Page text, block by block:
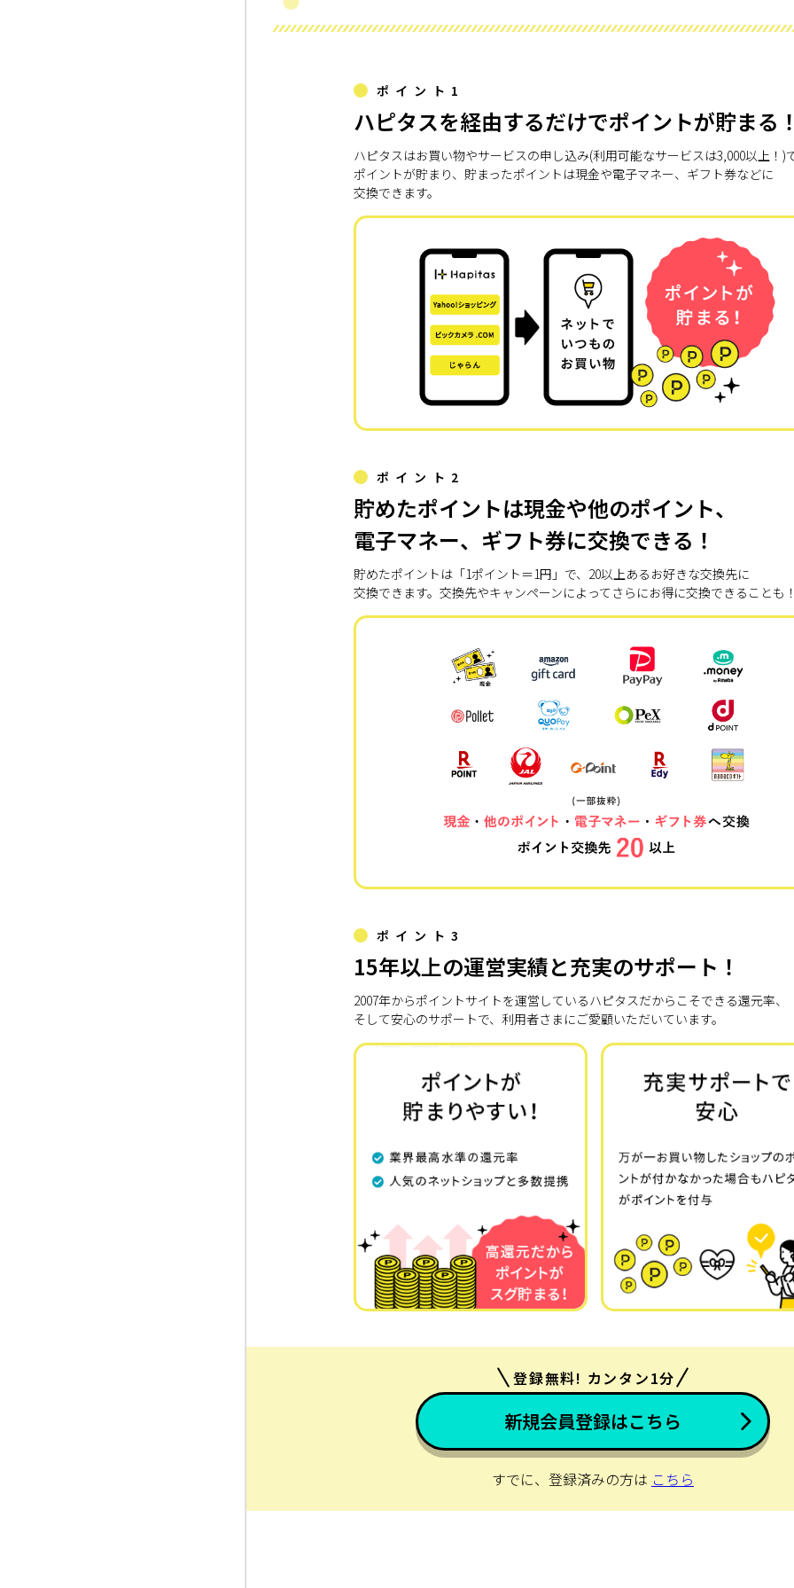
ポイント1
ハピタスを経由するだけでポイントが貯まる
ハピタスはお買い物やサービスの申し込み(利用可能なサービスは3,000以上！)
ポイントが貯まり、貯まったポイントは現金や電子マネー、ギフト券などに
交換できます。
ポイント2
貯めたポイントは現金や他のポイント、
電子マネー、ギフト券に交換できる！
貯めたポイントは「1ポイント＝1円」で、20以上あるお好きな交換先に
交換できます。交換先やキャンペーンによってさらにお得に交換できることも
ポイント3
15年以上の運営実績と充実のサポート！
2007年からポイントサイトを運営しているハピタスだからこそできる還元率、
そして安心のサポートで、利用者さまにご愛顧いただいています。
登録無料! カンタン1分
新規会員登録はこちら
すでに、登録済みの方は こちら